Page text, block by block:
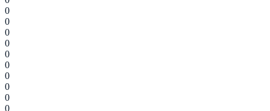
0
0
0
0
0
0
0
0
0
0